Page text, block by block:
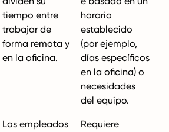
tiempo entre
trabajar de
forma remota y
en la oficina.
horario
establecido
(por ejemplo,
días específicos
en la oficina) o
necesidades
del equipo.
Los empleados
Requiere